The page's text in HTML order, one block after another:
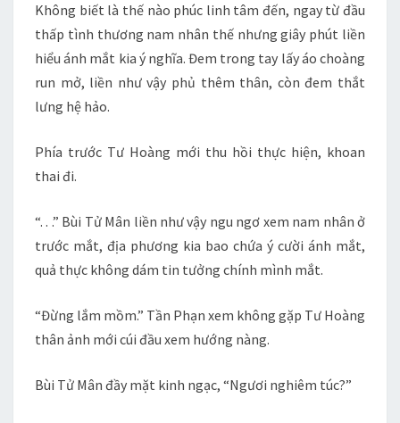
Không biết là thế nào phúc linh tâm đến, ngay từ đầu
thấp tình thương nam nhân thế nhưng giây phút liền
hiểu ánh mắt kia ý nghĩa. Đem trong tay lấy áo choàng
run mở, liền như vậy phủ thêm thân, còn đem thắt
lưng hệ hảo.
Phía trước Tư Hoàng mới thu hồi thực hiện, khoan
thai đi.
“. . .” Bùi Tử Mân liền như vậy ngu ngơ xem nam nhân ở
trước mắt, địa phương kia bao chứa ý cười ánh mắt,
quả thực không dám tin tưởng chính mình mắt.
“Đừng lắm mồm.” Tần Phạn xem không gặp Tư Hoàng
thân ảnh mới cúi đầu xem hướng nàng.
Bùi Tử Mân đầy mặt kinh ngạc, “Ngươi nghiêm túc?”